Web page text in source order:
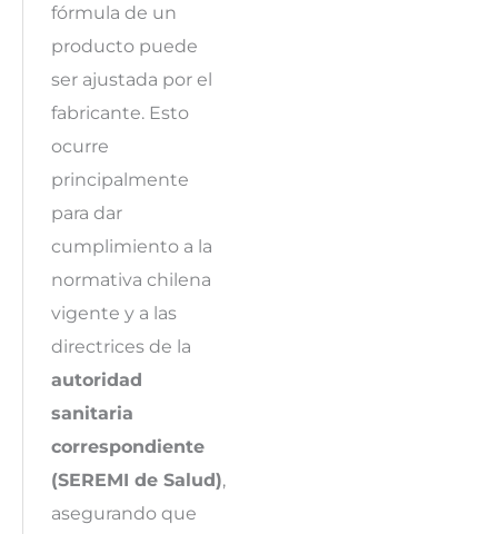
fórmula de un
producto puede
ser ajustada por el
fabricante. Esto
ocurre
principalmente
para dar
cumplimiento a la
normativa chilena
vigente y a las
directrices de la
autoridad
sanitaria
correspondiente
(SEREMI de Salud),
asegurando que